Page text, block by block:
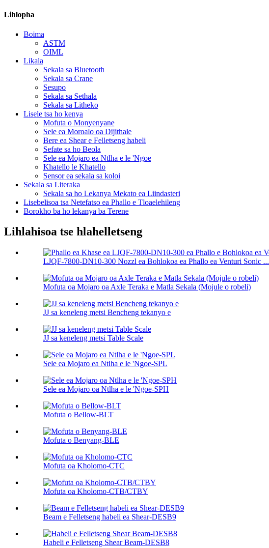
Lihlopha
Boima
ASTM
OIML
Likala
Sekala sa Bluetooth
Sekala sa Crane
Sesupo
Sekala sa Sethala
Sekala sa Litheko
Lisele tsa ho kenya
Mofuta o Monyenyane
Sele ea Moroalo oa Dijithale
Bere ea Shear e Felletseng habeli
Sefate sa ho Beola
Sele ea Mojaro ea Ntlha e le 'Ngoe
Khatello le Khatello
Sensor ea sekala sa koloi
Sekala sa Literaka
Sekala sa ho Lekanya Mekato ea Liindasteri
Lisebelisoa tsa Netefatso ea Phallo e Tloaelehileng
Borokho ba ho lekanya ba Terene
Lihlahisoa tse hlahelletseng
LJQF-7800-DN10-300 Nozzl ea Bohlokoa ea Phallo ea Venturi Sonic ...
Mofuta oa Mojaro oa Axle Teraka e Matla Sekala (Mojule o robeli)
JJ sa keneleng metsi Bencheng tekanyo e
JJ sa keneleng metsi Table Scale
Sele ea Mojaro ea Ntlha e le 'Ngoe-SPL
Sele ea Mojaro oa Ntlha e le 'Ngoe-SPH
Mofuta o Bellow-BLT
Mofuta o Benyang-BLE
Mofuta oa Kholomo-CTC
Mofuta oa Kholomo-CTB/CTBY
Beam e Felletseng habeli ea Shear-DESB9
Habeli e Felletseng Shear Beam-DESB8